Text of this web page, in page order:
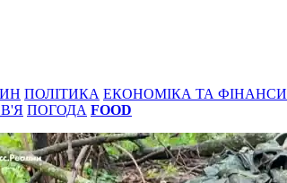
ПОЛІТИКА ЕКОНОМІКА ТА ФІНАНСИ
ПОГОДА FOOD